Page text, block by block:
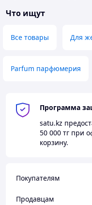
Что ищут
Все товары Для
Parfum парфюмерия
Программа
satu.kz
50 000 тг при
корзину.
Покупателям
Продавцам